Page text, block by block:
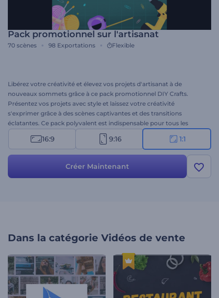
Pack promotionnel sur l'artisanat
70 scènes 98 Exportations Flexible
Libérez votre créativité et élevez vos projets d'artisanat à de
nouveaux sommets grâce à ce pack promotionnel DIY Crafts.
Présentez vos projets avec style et laissez votre créativité
s'exprimer grâce à des scènes captivantes et des transitions
éclatantes. Ce pack polyvalent est indispensable pour tous les
amateurs de bricolage et les entreprises d'artisanat, car il vous
permet de créer un contenu unique et captivant en quelques
idées, tapez vos textes promotionnels, choisissez une musique de
fond dans notre bibliothèque musicale ou téléchargez votre voix
16:9 9:16 1:1
Créer Maintenant
Dans la catégorie Vidéos de vente